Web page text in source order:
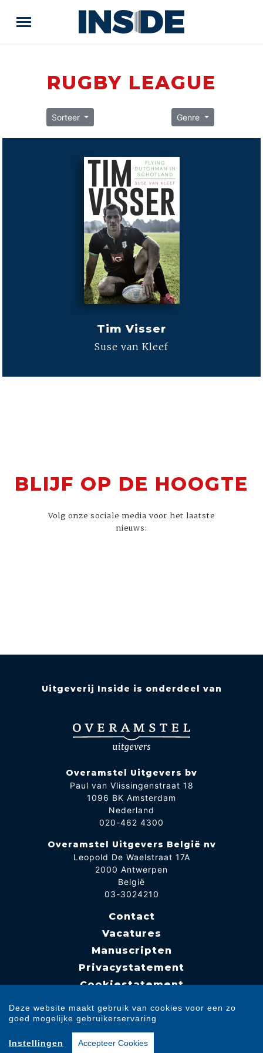
RUGBY LEAGUE
Sorteer Genre
Tim Visser
Suse van Kleef
BLIJF OP DE HOOGTE
Volg onze sociale media voor het laatste
nieuws:
Uitgeverij Inside is onderdeel van
Overamstel Uitgevers bv
Paul van Vlissingenstraat 18
1096 BK Amsterdam
Nederland
020-462 4300
Overamstel Uitgevers België nv
Leopold De Waelstraat 17A
2000 Antwerpen
België
03-3024210
Contact
Vacatures
Manuscripten
Privacystatement
Cookiestatement
Copyright © 2007-2026 Overamstel Uitgevers - Alle rechten voorbehouden -
Ontwerp door
Deze website maakt gebruik van cookies voor een zo
goed mogelijke gebruikerservaring
Instellingen Accepteer Cookies